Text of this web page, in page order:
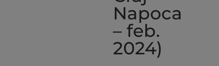
Napoca
– feb.
2024)